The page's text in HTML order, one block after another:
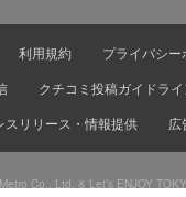
利用規約
プライバシー
クチコミ投稿ガイドライ
スリリース・情報提供 広
Co., Ltd. & Let’s ENJOY